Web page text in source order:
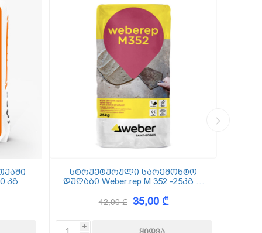
ფასადები
გრუნტები,
ჰიდროიზოლაცია
ლითონი
სამშენებლო
დანადგარები
კგ
სტრუქტურული სარემონტო
დუღაბი Weber.rep M 352 -25კგ (5
42,00 ₾ 35,00 ₾
i